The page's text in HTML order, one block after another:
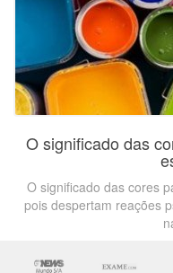
O significado das
O significado das cores
pois despertam reações